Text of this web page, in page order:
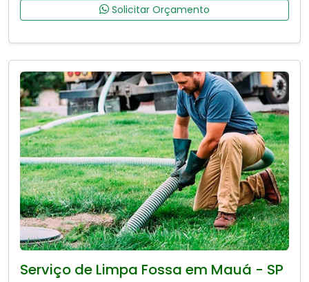
Solicitar Orçamento
Serviço de Limpa Fossa em Mauá - SP